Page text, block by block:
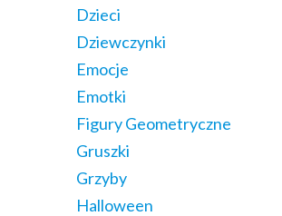
Dzieci
Dziewczynki
Emocje
Emotki
Figury Geometryczne
Gruszki
Grzyby
Halloween